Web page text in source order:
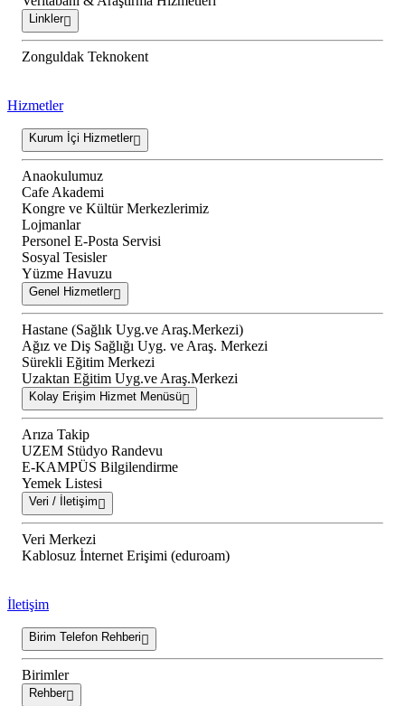
Linkler
Zonguldak Teknokent
Hizmetler
Kurum İçi Hizmetler
Anaokulumuz
Cafe Akademi
Kongre ve Kültür Merkezlerimiz
Lojmanlar
Personel E-Posta Servisi
Sosyal Tesisler
Yüzme Havuzu
Genel Hizmetler
Hastane (Sağlık Uyg.ve Araş.Merkezi)
Ağız ve Diş Sağlığı Uyg. ve Araş. Merkezi
Sürekli Eğitim Merkezi
Uzaktan Eğitim Uyg.ve Araş.Merkezi
Kolay Erişim Hizmet Menüsü
Arıza Takip
UZEM Stüdyo Randevu
E-KAMPÜS Bilgilendirme
Yemek Listesi
Veri / İletişim
Veri Merkezi
Kablosuz İnternet Erişimi (eduroam)
İletişim
Birim Telefon Rehberi
Birimler
Rehber